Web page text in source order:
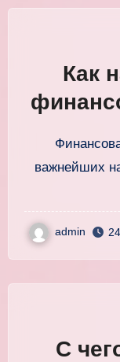
Как
Финансовая грамотность – это один из
важнейших
admin
С